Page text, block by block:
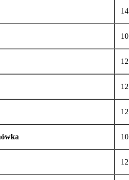
14
10
12
12
12
10
12